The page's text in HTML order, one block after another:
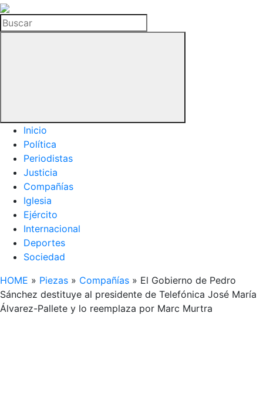
La
Hemeroteca
del
Buscar
Inicio
Política
Periodistas
Justicia
Compañías
Iglesia
Ejército
Internacional
Deportes
Sociedad
HOME » Piezas » Compañías » El Gobierno de Pedro
Sánchez destituye al presidente de Telefónica José María
Álvarez-Pallete y lo reemplaza por Marc Murtra